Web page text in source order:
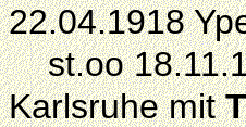
22.04.1918
st.oo
Karlsruhe mit